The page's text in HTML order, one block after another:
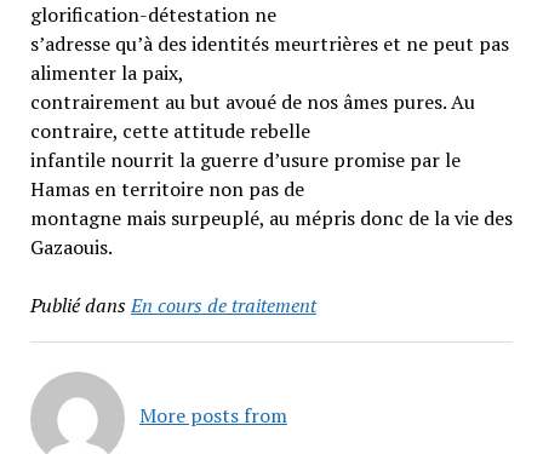
glorification-détestation ne
s’adresse qu’à des identités meurtrières et ne peut pas
alimenter la paix,
contrairement au but avoué de nos âmes pures. Au
contraire, cette attitude rebelle
infantile nourrit la guerre d’usure promise par le
Hamas en territoire non pas de
montagne mais surpeuplé, au mépris donc de la vie des
Gazaouis.
Publié dansEn cours de traitement
More posts from